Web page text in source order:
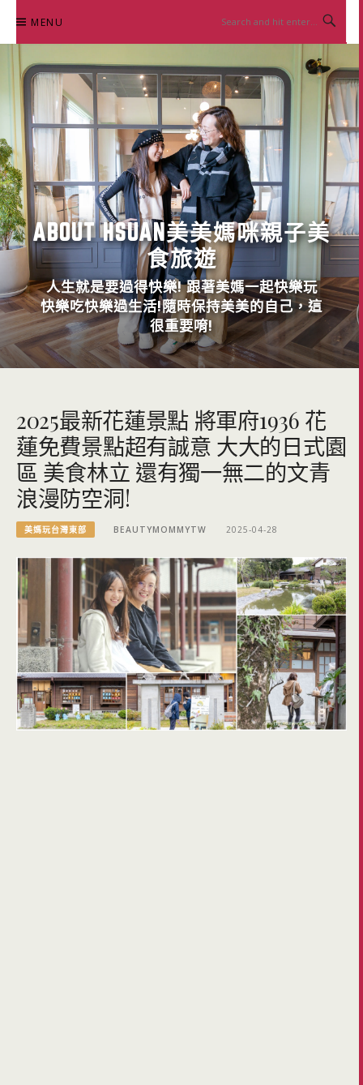
content
MENU
ABOUT HSUAN美美媽咪親子美
食旅遊
人生就是要過得快樂! 跟著美媽一起快樂玩
快樂吃快樂過生活!隨時保持美美的自己，這
很重要唷!
2025最新花蓮景點 將軍府1936 花
蓮免費景點超有誠意 大大的日式園
區 美食林立 還有獨一無二的文青
浪漫防空洞!
美媽玩台灣東部 BEAUTYMOMMYTW 2025-04-28